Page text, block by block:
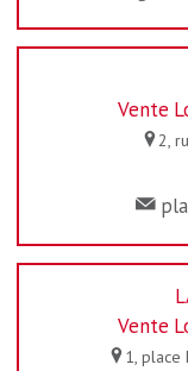
Vente
2,
Vente
1, place